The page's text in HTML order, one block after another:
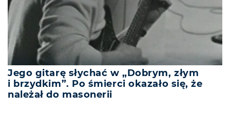
Jego gitarę słychać w „Dobrym, złym
i brzydkim”. Po śmierci okazało się, że
należał do masonerii